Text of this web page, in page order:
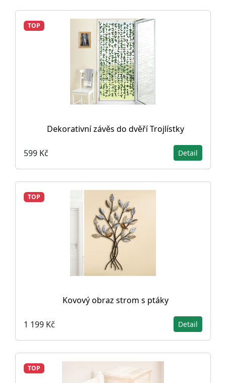
TOP
Dekorativní závěs do dvěří Trojlístky
599 Kč Detail
TOP
Kovový obraz strom s ptáky
1 199 Kč Detail
TOP